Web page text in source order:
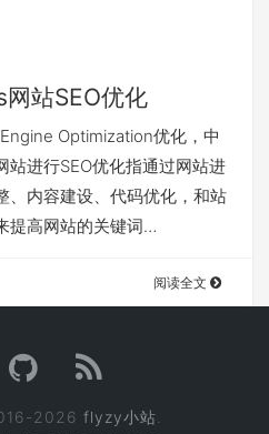
站SEO优化
Optimization优化，中
站进行SEO优化指通过网站进
、内容建设、代码优化，和站
提高网站的关键词…
阅读全文
2026 flyzy小站